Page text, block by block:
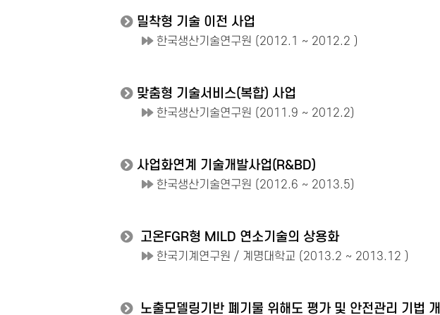
밀착형 기술 이전 사업
한국생산기술연구원 (2012.1 ~ 2012.2 )
맞춤형 기술서비스(복합) 사업
한국생산기술연구원 (2011.9 ~ 2012.2)
사업화연계 기술개발사업(R&BD)
한국생산기술연구원 (2012.6 ~ 2013.5)
고온FGR형 MILD 연소기술의 상용화
한국기계연구원 / 계명대학교 (2013.2 ~ 2013.12 )
노출모델링기반 폐기물 위해도 평가 및 안전관리 기법